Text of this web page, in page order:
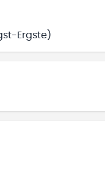
Ergste)